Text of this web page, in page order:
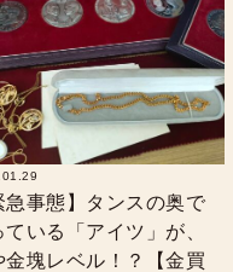
急事態】タンスの奥で
ている「アイツ」が、
金塊レベル！？【金買